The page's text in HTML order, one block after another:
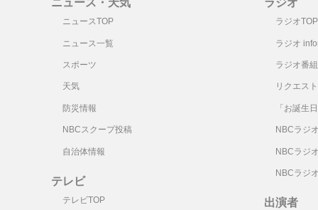
ニュース・天気
ニュースTOP
ニュース一覧
スポーツ
天気
防災情報
NBCスクープ投稿
自治体情報
テレビ
テレビTOP
ラジオ
ラジオTOP
ラジオ
ラジオ番
リクエス
「お誕生
NBCラジ
NBCラジ
NBCラジ
出演者